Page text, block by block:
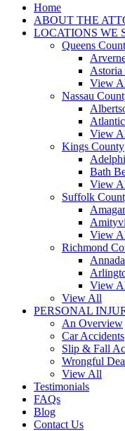
Home
ABOUT THE
LOCATIONS WE
Queens
View
Nassau
View
Kings County
Bath
View
Suffolk
View
Richmond
View
View All
PERSONAL
An Overview
Car Accidents
Slip & Fall
Wrongful
View All
Testimonials
FAQs
Blog
Contact Us